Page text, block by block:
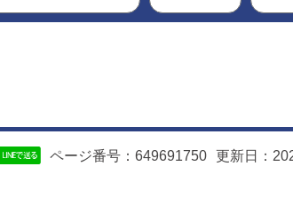
ページ番号：649691750 更新日：